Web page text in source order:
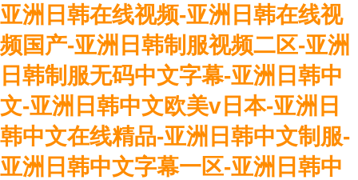
亚洲日韩在线视频-亚洲日韩在线视
频国产-亚洲日韩制服视频二区-亚洲
日韩制服无码中文字幕-亚洲日韩中
文-亚洲日韩中文欧美v日本-亚洲日
韩中文在线精品-亚洲日韩中文制服-
亚洲日韩中文字幕一区-亚洲日韩中